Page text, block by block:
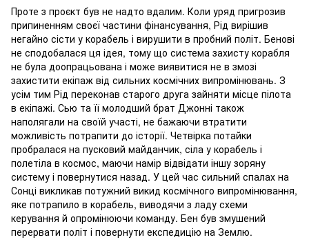
Проте з проєкт був не надто вдалим. Коли уряд пригрозив
припиненням своєї частини фінансування, Рід вирішив
негайно сісти у корабель і вирушити в пробний політ. Бенові
не сподобалася ця ідея, тому що система захисту корабля
не була доопрацьована і може виявитися не в змозі
захистити екіпаж від сильних космічних випромінювань. З
усім тим Рід переконав старого друга зайняти місце пілота
в екіпажі. Сью та її молодший брат Джонні також
наполягали на своїй участі, не бажаючи втратити
можливість потрапити до історії. Четвірка потайки
пробралася на пусковий майданчик, сіла у корабель і
полетіла в космос, маючи намір відвідати іншу зоряну
систему і повернутися назад. У цей час сильний спалах на
Сонці викликав потужний викид космічного випромінювання,
яке потрапило в корабель, виводячи з ладу схеми
керування й опромінюючи команду. Бен був змушений
перервати політ і повернути експедицію на Землю.